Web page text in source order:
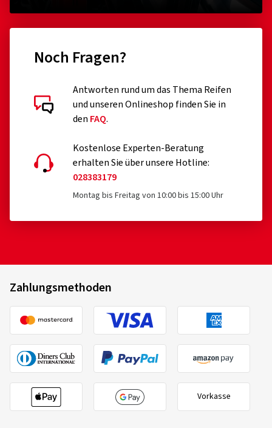
Noch Fragen?
Antworten rund um das Thema Reifen
und unseren Onlineshop finden Sie in
den FAQ.
Kostenlose Experten-Beratung
erhalten Sie über unsere Hotline:
028383179
Montag bis Freitag von 10:00 bis 15:00 Uhr
Zahlungsmethoden
Vorkasse